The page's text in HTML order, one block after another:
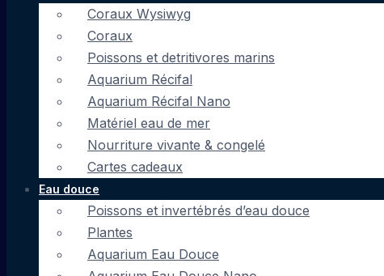
Coraux Wysiwyg
Coraux
Poissons et detritivores marins
Aquarium Récifal
Aquarium Récifal Nano
Matériel eau de mer
Nourriture vivante & congelé
Cartes cadeaux
Eau douce
Poissons et invertébrés d’eau douce
Plantes
Aquarium Eau Douce